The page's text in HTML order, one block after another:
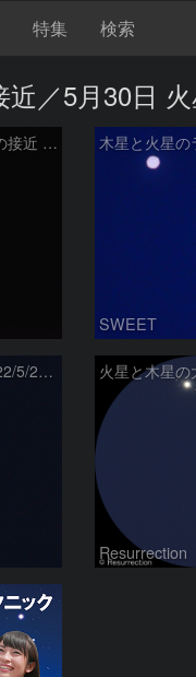
特集 検索
／5月30日
明け方の火星・木星の接近 (2022/05/30)
SWEET
月・木星・火星、2022/5/29～30
Resurrection